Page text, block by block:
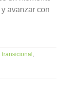
avanzar con
transicional ,